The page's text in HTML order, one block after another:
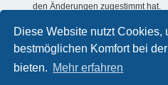
Diese Website nutzt Cookies,
bestmöglichen Komfort bei
bieten. Mehr erfahren
den Änderungen zugestimmt hat.
Informationen über den Umgang
sind in der Datenschutzerklärung